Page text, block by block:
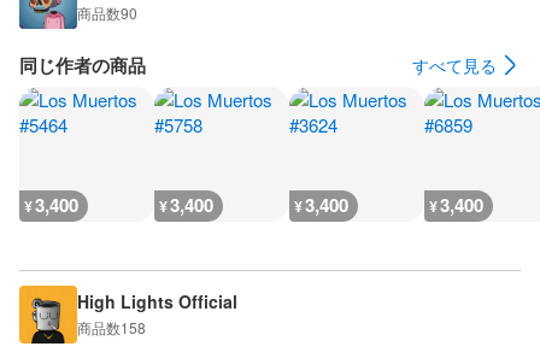
商品数90
同じ作者の商品 すべて見る
¥3,400 ¥3,400 ¥3,400 ¥3,400
High Lights Official
商品数158